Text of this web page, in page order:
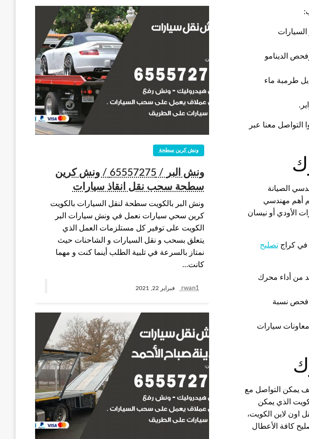
الدينامو
طرمبة ماء
معنا عبر
هل تريد أفضل مهندسي الصيانة
أهم مهندسي
الأودي أو نيسان
في كراج تصليح
من أداء محرك
فحص نسبة
سيارات
يمكن التواصل مع
الذي يمكن
اون لاين الكويت،
كافة الأعطال
ونش كرين سطحة
ونش البر / 65557275 / ونش كرين
سطحة سحب نقل انقاذ سيارات
ونش البر بالكويت سطحة لنقل السيارات بالكويت
كرين سحي سيارات نعمل في ونش سيارات البر
الكويت على توفير كل مستلزمات العمل الذي
يتعلق بسحب و نقل السيارات و الشاحنات حيث
نمتاز بالسرعة في تلبية الطلب أينما كنت و مهما
كانت…
rwan1 فبراير 22, 2021